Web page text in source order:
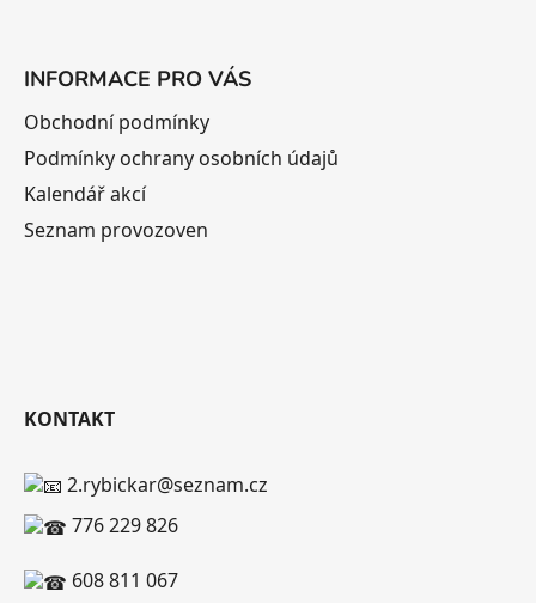
INFORMACE PRO VÁS
Obchodní podmínky
Podmínky ochrany osobních údajů
Kalendář akcí
Seznam provozoven
KONTAKT
2.rybickar@seznam.cz
776 229 826
608 811 067